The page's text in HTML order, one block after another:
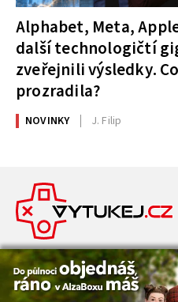
Alphabet, Meta,
další technologičtí
zveřejnili výsledky. Co
prozradila?
NOVINKY J. Filip